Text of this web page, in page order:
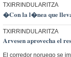
TXIRRINDULARITZA
�Con la l�nea que
TXIRRINDULARITZA
Arvesen aprovecha el
El corredor noruego se